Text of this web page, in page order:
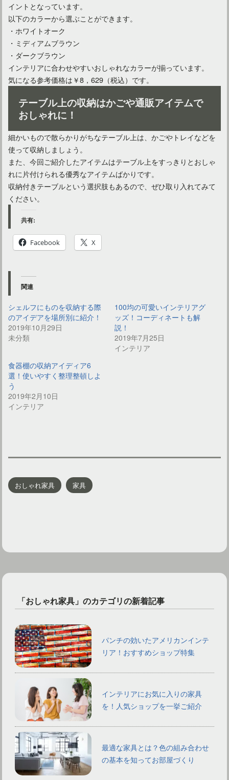
イントとなっています。
以下のカラーから選ぶことができます。
・ホワイトオーク
・ミディアムブラウン
・ダークブラウン
インテリアに合わせやすいおしゃれなカラーが揃っています。
気になる参考価格は￥8，629（税込）です。
テーブル上の収納はかごや通販アイテムで
おしゃれに！
細かいもので散らかりがちなテーブル上は、かごやトレイなどを
使って収納しましょう。
また、今回ご紹介したアイテムはテーブル上をすっきりとおしゃ
れに片付けられる優秀なアイテムばかりです。
収納付きテーブルという選択肢もあるので、ぜひ取り入れてみて
ください。
共有:
Facebook X
関連
シェルフにものを収納する際
のアイデアを場所別に紹介！
2019年10月29日
未分類
100均の可愛いインテリアグ
ッズ！コーディネートも解
説！
2019年7月25日
インテリア
食器棚の収納アイディア6
選！使いやすく整理整頓しよ
う
2019年2月10日
インテリア
おしゃれ家具 家具
「おしゃれ家具」のカテゴリの新着記事
パンチの効いたアメリカンインテ
リア！おすすめショップ特集
インテリアにお気に入りの家具
を！人気ショップを一挙ご紹介
最適な家具とは？色の組み合わせ
の基本を知ってお部屋づくり